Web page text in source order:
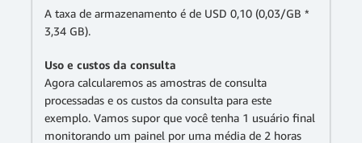
A taxa de armazenamento é de USD 0,10 (0,03/GB *
3,34 GB).
Uso e custos da consulta
Agora calcularemos as amostras de consulta
processadas e os custos da consulta para este
exemplo. Vamos supor que você tenha 1 usuário final
monitorando um painel por uma média de 2 horas